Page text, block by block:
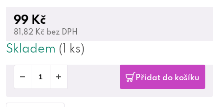
99 Kč
81,82 Kč bez DPH
Skladem (1 ks)
Přidat do košíku